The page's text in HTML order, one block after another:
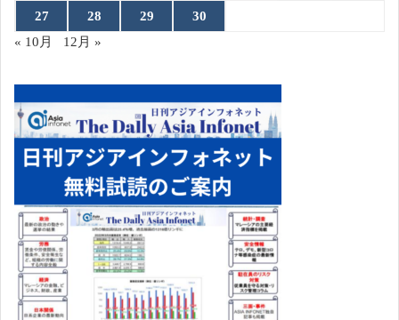
27 28 29
30
« 10月
12月 »